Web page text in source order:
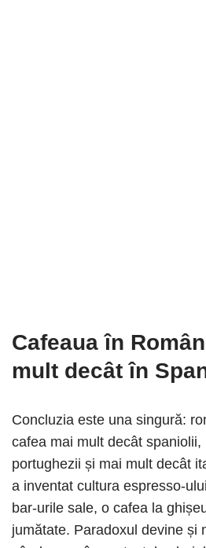
Cafeaua în
mult decât în
Concluzia este una singură:
cafea mai mult decât
portughezii și mai mult decât
a inventat cultura espresso-
bar-urile sale, o cafea la
jumătate. Paradoxul devine și